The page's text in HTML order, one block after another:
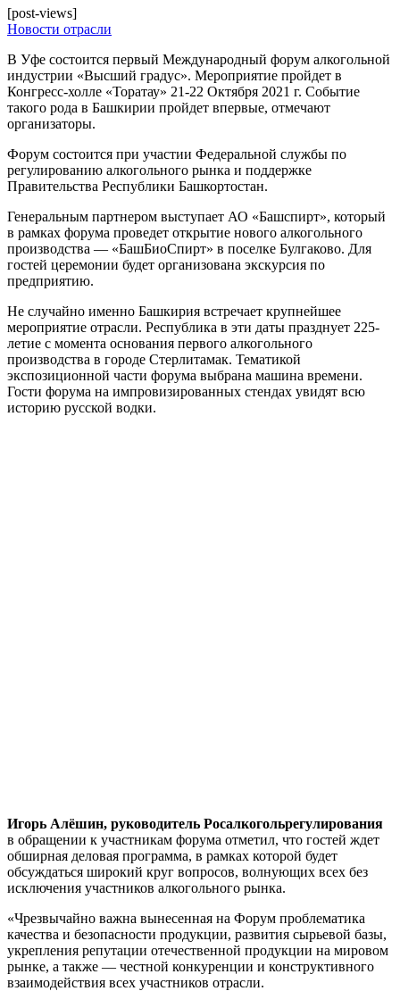
[post-views]
Новости отрасли
В Уфе состоится первый Международный форум алкогольной
индустрии «Высший градус». Мероприятие пройдет в
Конгресс-холле «Торатау» 21-22 Октября 2021 г. Событие
такого рода в Башкирии пройдет впервые, отмечают
организаторы.
Форум состоится при участии Федеральной службы по
регулированию алкогольного рынка и поддержке
Правительства Республики Башкортостан.
Генеральным партнером выступает АО «Башспирт», который
в рамках форума проведет открытие нового алкогольного
производства — «БашБиоСпирт» в поселке Булгаково. Для
гостей церемонии будет организована экскурсия по
предприятию.
Не случайно именно Башкирия встречает крупнейшее
мероприятие отрасли. Республика в эти даты празднует 225-
летие с момента основания первого алкогольного
производства в городе Стерлитамак. Тематикой
экспозиционной части форума выбрана машина времени.
Гости форума на импровизированных стендах увидят всю
историю русской водки.
Игорь Алёшин, руководитель Росалкогольрегулирования
в обращении к участникам форума отметил, что гостей ждет
обширная деловая программа, в рамках которой будет
обсуждаться широкий круг вопросов, волнующих всех без
исключения участников алкогольного рынка.
«Чрезвычайно важна вынесенная на Форум проблематика
качества и безопасности продукции, развития сырьевой базы,
укрепления репутации отечественной продукции на мировом
рынке, а также — честной конкуренции и конструктивного
взаимодействия всех участников отрасли.